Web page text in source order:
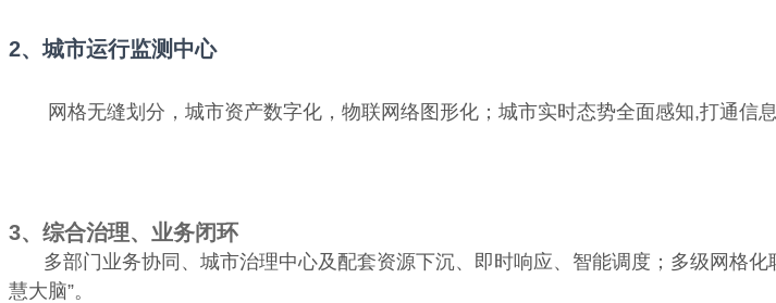
2、城市运行监测中心
网格无缝划分，城市资产数字化，物联网络图形化；城市实时态势全面感知,打通信
3、综合治理、业务闭环
多部门业务协同、城市治理中心及配套资源下沉、即时响应、智能调度；多级网格
慧大脑”。